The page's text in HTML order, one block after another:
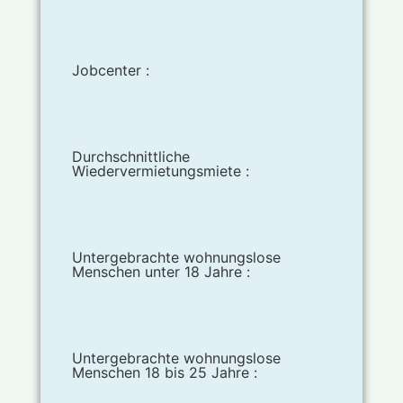
Jobcenter :
Durchschnittliche
Wiedervermietungsmiete :
Untergebrachte wohnungslose
Menschen unter 18 Jahre :
Untergebrachte wohnungslose
Menschen 18 bis 25 Jahre :